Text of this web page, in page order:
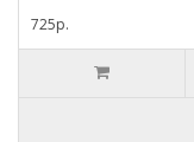
725р.